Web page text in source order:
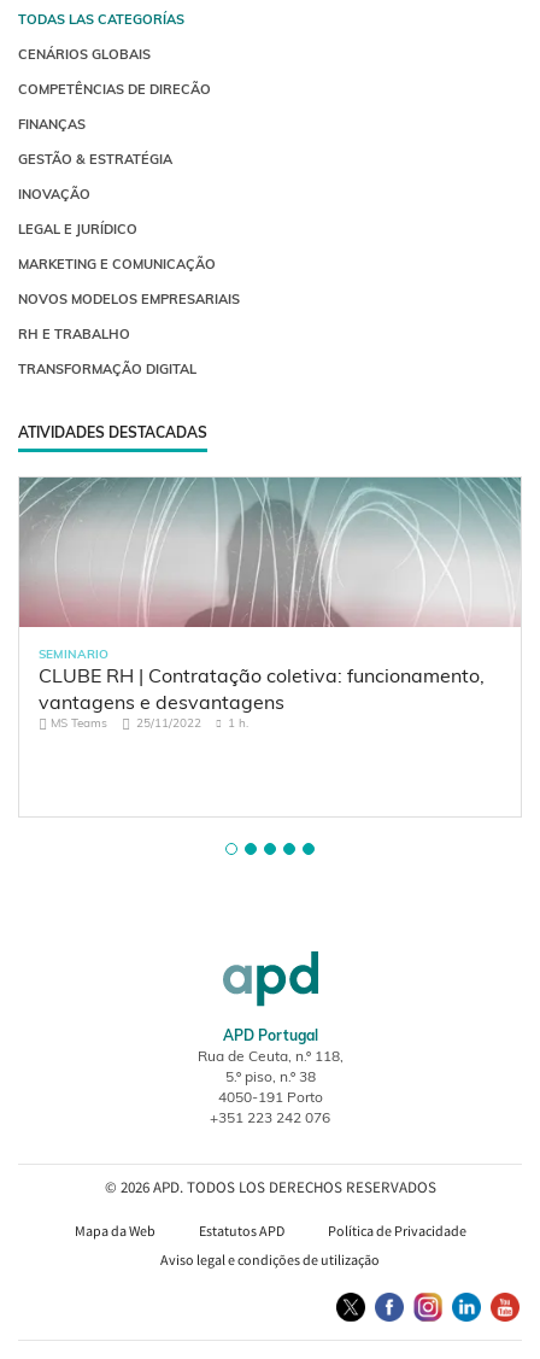
TODAS LAS CATEGORÍAS
CENÁRIOS GLOBAIS
COMPETÊNCIAS DE DIRECÃO
FINANÇAS
GESTÃO & ESTRATÉGIA
INOVAÇÃO
LEGAL E JURÍDICO
MARKETING E COMUNICAÇÃO
NOVOS MODELOS EMPRESARIAIS
RH E TRABALHO
TRANSFORMAÇÃO DIGITAL
ATIVIDADES DESTACADAS
SEMINARIO
CLUBE RH | Contratação coletiva: funcionamento,
vantagens e desvantagens
MS Teams 25/11/2022 1 h.
APD Portugal
Rua de Ceuta, n.º 118,
5.º piso, n.º 38
4050-191 Porto
+351 223 242 076
© 2026 APD. TODOS LOS DERECHOS RESERVADOS
Mapa da Web Estatutos APD
Política de Privacidade
Aviso legal e condições de utilização